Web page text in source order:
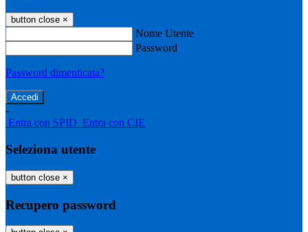
button close ×
Nome Utente
Password
Password dimenticata?
-
Entra con SPID Entra con CIE
Seleziona utente
button close ×
Recupero password